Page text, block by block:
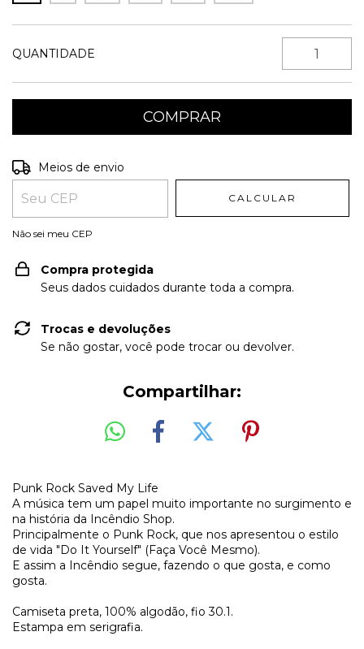
QUANTIDADE
Entregas para o CEP:
Meios de envio
CALCULAR
Não sei meu CEP
Compra protegida
Seus dados cuidados durante toda a compra.
Trocas e devoluções
Se não gostar, você pode trocar ou devolver.
Compartilhar:
Punk Rock Saved My Life
A música tem um papel muito importante no surgimento e
na história da Incêndio Shop.
Principalmente o Punk Rock, que nos apresentou o estilo
de vida "Do It Yourself" (Faça Você Mesmo).
E assim a Incêndio segue, fazendo o que gosta, e como
gosta.
Camiseta preta, 100% algodão, fio 30.1.
Estampa em serigrafia.